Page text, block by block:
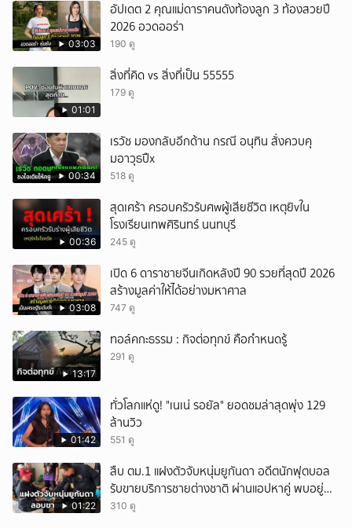
03:03
อัปเดต 2 คุณแม่ดาราคนดังท้องลูก 3 ท้องสวยปี
2026 อวดออร่า
190 ดู
01:01
สิ่งที่คิด vs สิ่งที่เป็น 55555
179 ดู
00:34
เรวัช มองกลับอีกด้าน กรณี อนุทิน สั่งควบคุ
มอาวุธปืx
518 ดู
00:36
สุดเศร้า ครอบครัวรับศwผู้เสียชีวิต เหตุยิvใน
โรงเรียนเทพศิรินทร์ นนทบุรี
245 ดู
03:08
เปิด 6 ดาราชายจีนเกิดหลังปี 90 รวยที่สุดปี 2026
สร้างมูลค่าให้ได้อย่างมหาศาล
747 ดู
13:17
ทอล์คกะธรรม : กิจต่อทุกข์ คือกำหนดรู้
291 ดู
01:42
ทั่วโลกแห่ดู! "เนเน่ รอยัล" ยอดชมล่าสุดพุ่ง 129
ล้านวิว
551 ดู
01:22
สืบ ตม.1 แฝงตัวจับหนุ่มยูกันดา อดีตนักฟุตบอล
รับขายบริการชายต่างชาติ ผ่านแอปหาคู่ พบอยู่
เกินกำหนดอนุญาต
310 ดู